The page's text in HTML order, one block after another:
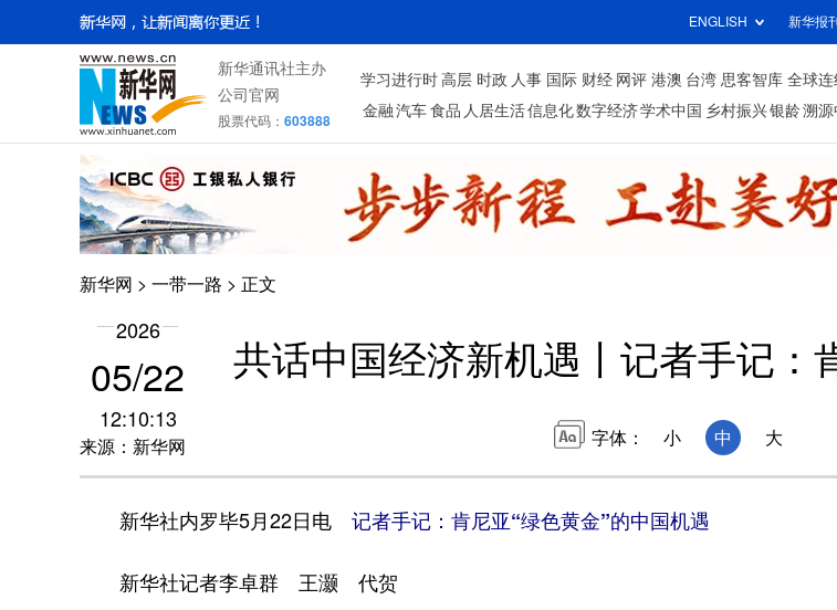
ENGLISH 新华报
新华通讯社主办
公司官网
股票代码： 603888
学习进行时 高层 时政 人事 国际 财经 网评 港澳 台湾 思客智库 全球连
金融 汽车 食品 人居生活信息化数字经济学术中国 乡村振兴银龄溯源
新华网 > 一带一路 > 正文
2026
05/22
12:10:13
来源：新华网
共话中国经济新机遇丨记者手记：
字体： 小 中 大
新华社内罗毕5月22日电 记者手记：肯尼亚“绿色黄金”的中国机遇
新华社记者李卓群 王灏 代贺